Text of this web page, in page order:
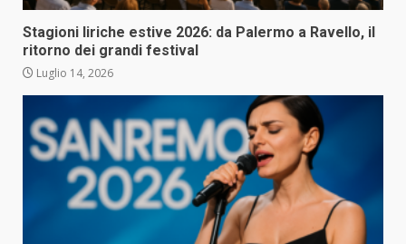
Stagioni liriche estive 2026: da Palermo a Ravello, il
ritorno dei grandi festival
Luglio 14, 2026